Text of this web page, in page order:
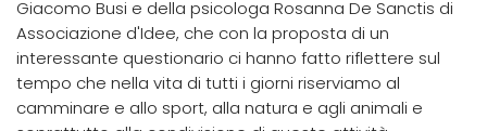
Giacomo Busi e della psicologa Rosanna De Sanctis di
Associazione d'Idee, che con la proposta di un
interessante questionario ci hanno fatto riflettere sul
tempo che nella vita di tutti i giorni riserviamo al
camminare e allo sport, alla natura e agli animali e